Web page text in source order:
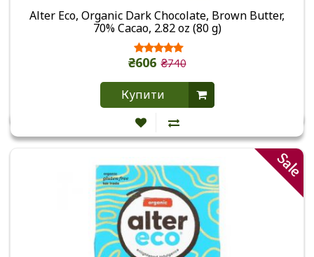
Alter Eco, Organic Dark Chocolate, Brown Butter,
70% Cacao, 2.82 oz (80 g)
₴606 ₴740
Купити
Sale